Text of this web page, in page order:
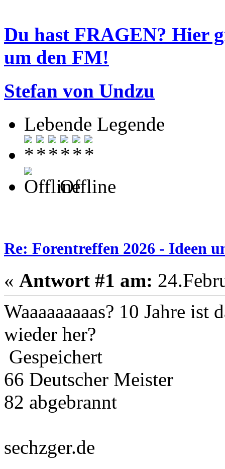
Du hast FRAGEN? Hier
um den FM!
Stefan von Undzu
Lebende Legende
Offline
Re: Forentreffen 2026 - Ideen
« Antwort #1 am:
Waaaaaaaaas? 10 Jahre
wieder her?
Gespeichert
66 Deutscher Meister
82 abgebrannt
sechzger.de